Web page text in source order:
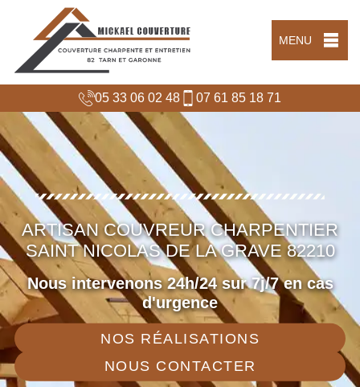
MENU
05 33 06 02 48 07 61 85 18 71
ARTISAN COUVREUR CHARPENTIER
SAINT NICOLAS DE LA GRAVE 82210
Nous intervenons 24h/24 sur 7j/7 en cas
d'urgence
NOS RÉALISATIONS
NOUS CONTACTER